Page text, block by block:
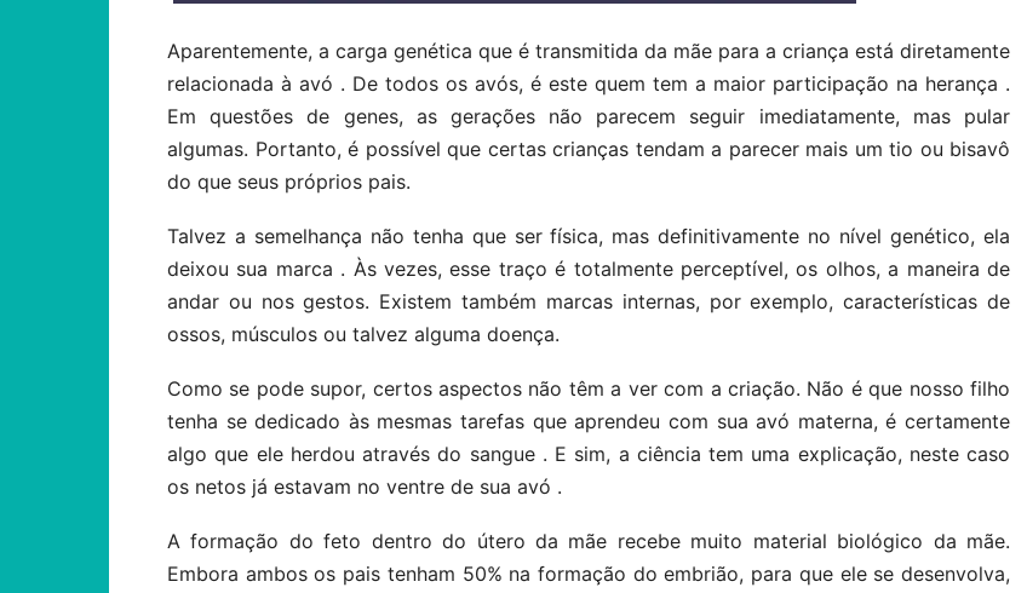
Aparentemente, a carga genética que é transmitida da mãe para a criança está diretamente
relacionada à avó . De todos os avós, é este quem tem a maior participação na herança .
Em questões de genes, as gerações não parecem seguir imediatamente, mas pular
algumas. Portanto, é possível que certas crianças tendam a parecer mais um tio ou bisavô
do que seus próprios pais.
Talvez a semelhança não tenha que ser física, mas definitivamente no nível genético, ela
deixou sua marca . Às vezes, esse traço é totalmente perceptível, os olhos, a maneira de
andar ou nos gestos. Existem também marcas internas, por exemplo, características de
ossos, músculos ou talvez alguma doença.
Como se pode supor, certos aspectos não têm a ver com a criação. Não é que nosso filho
tenha se dedicado às mesmas tarefas que aprendeu com sua avó materna, é certamente
algo que ele herdou através do sangue . E sim, a ciência tem uma explicação, neste caso
os netos já estavam no ventre de sua avó .
A formação do feto dentro do útero da mãe recebe muito material biológico da mãe.
Embora ambos os pais tenham 50% na formação do embrião, para que ele se desenvolva,